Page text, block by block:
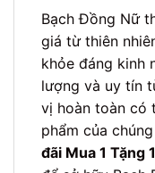
Bạch Đồng Nữ
giá từ thiên
khỏe đáng kinh
lượng và uy tín
vị hoàn toàn có
phẩm của
đãi Mua 1 Tặng 1